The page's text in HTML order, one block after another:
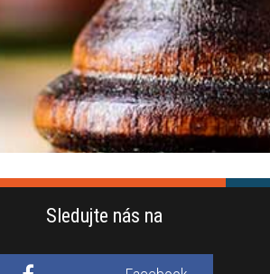
Sledujte nás na